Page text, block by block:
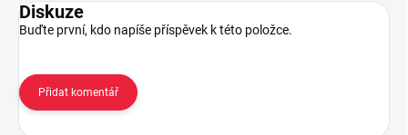
Diskuze
Buďte první, kdo napíše příspěvek k této položce.
Přidat komentář